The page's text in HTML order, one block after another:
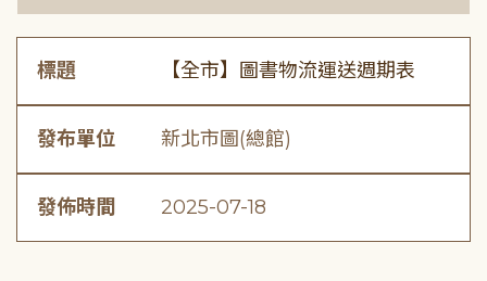
標題 【全市】圖書物流運送週期表
發布單位 新北市圖(總館)
發佈時間 2025-07-18